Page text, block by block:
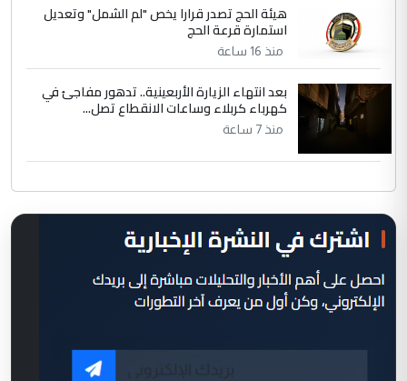
هيئة الحج تصدر قرارا يخص "لم الشمل" وتعديل
استمارة قرعة الحج
منذ 16 ساعة
بعد انتهاء الزيارة الأربعينية.. تدهور مفاجئ في
كهرباء كربلاء وساعات الانقطاع تصل...
منذ 7 ساعة